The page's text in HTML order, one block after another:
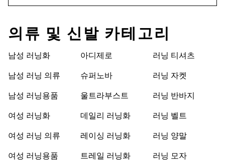
의류 및 신발 카테고리
남성 러닝화
남성 러닝 의류
남성 러닝용품
여성 러닝화
여성 러닝 의류
여성 러닝용품
아디제로
슈퍼노바
울트라부스트
데일리 러닝화
레이싱 러닝화
트레일 러닝화
러닝 티셔츠
러닝 자켓
러닝 반바지
러닝 벨트
러닝 양말
러닝 모자